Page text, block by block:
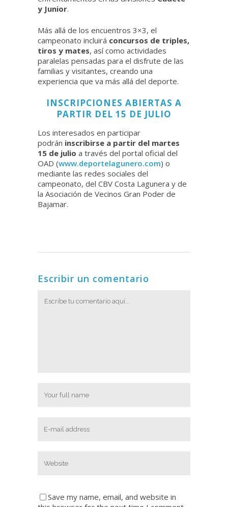
y Junior.
Más allá de los encuentros 3×3, el
campeonato incluirá concursos de triples,
tiros y mates, así como actividades
paralelas pensadas para el disfrute de las
familias y visitantes, creando una
experiencia que va más allá del deporte.
INSCRIPCIONES ABIERTAS A
PARTIR DEL 15 DE JULIO
Los interesados en participar
podrán inscribirse a partir del martes
15 de julio a través del portal oficial del
OAD (www.deportelagunero.com) o
mediante las redes sociales del
campeonato, del CBV Costa Lagunera y de
la Asociación de Vecinos Gran Poder de
Bajamar.
Escribir un comentario
Save my name, email, and website in